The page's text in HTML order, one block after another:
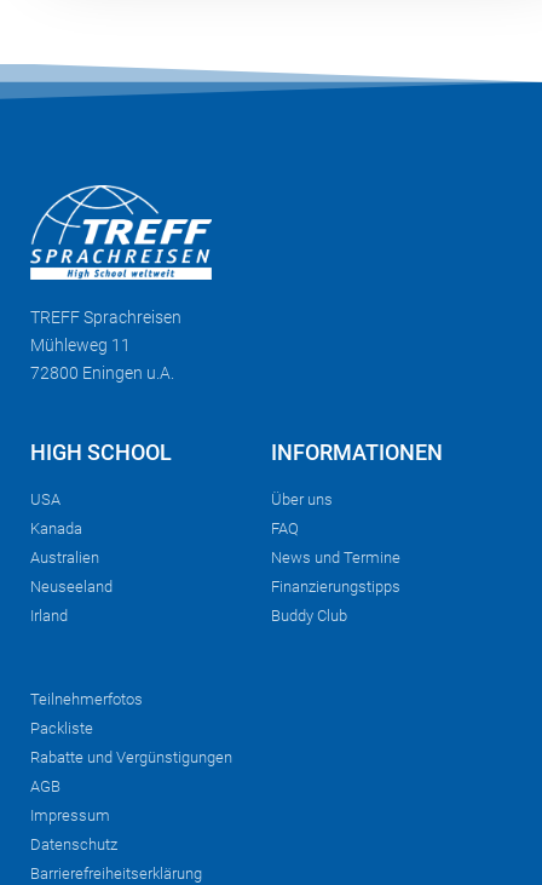
TREFFSprachreisen
Mühleweg 11
72800 Eningen u.A.
HIGH SCHOOL
USA
Kanada
Australien
Neuseeland
Irland
INFORMATIONEN
Über uns
FAQ
News und Termine
Finanzierungstipps
Buddy Club
Teilnehmerfotos
Packliste
Rabatte und Vergünstigungen
AGB
Impressum
Datenschutz
Barrierefreiheitserklärung